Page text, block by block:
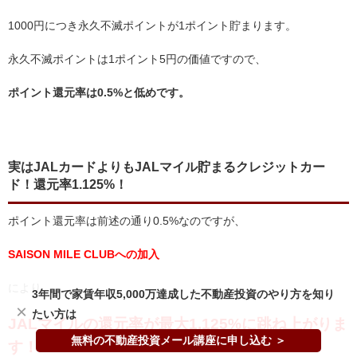
1000円につき永久不滅ポイントが1ポイント貯まります。
永久不滅ポイントは1ポイント5円の価値ですので、
ポイント還元率は0.5%と低めです。
実はJALカードよりもJALマイル貯まるクレジットカー
ド！還元率1.125%！
ポイント還元率は前述の通り0.5%なのですが、
SAISON MILE CLUBへの加入
により
JALマイルの還元率が最大1.125%に跳ね上がりま
す！
×
3年間で家賃年収5,000万達成した不動産投資のやり方を知り
たい方は
無料の不動産投資メール講座に申し込む ＞